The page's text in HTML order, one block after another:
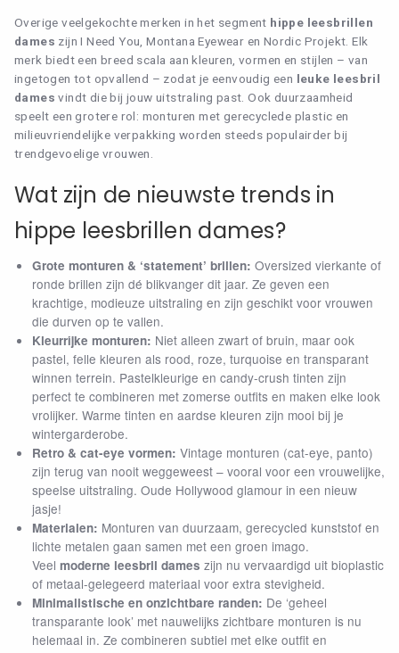
ALLE BEELDSCHERMBRILLEN
ALLE LEESZONNEBRILLEN
DRUPPELBRILLEN
DAMES LEESBRILLEN
HEREN LEESBRILLEN
CONTACT
0
WINKELMAND
MIJN ACCOUNT
Blauw licht filter brillen (6)
Dames beeldschermbrillen(1)
Dames Leesbrillen (25)
Gerecyclede leesbrillen
(25)
Hippe leesbril heren (2)
STERKTE
+0.00 (1)
(23)
+2.00(23)
+3.00 (24)
+3.50(7)
+4.00 (4)
+5.00(1)
Ear2Ear
I Need You
PRIJS
€ €
Overige veelgekochte merken in het segment hippe leesbrillen
dames zijn I Need You, Montana Eyewear en Nordic Projekt. Elk
merk biedt een breed scala aan kleuren, vormen en stijlen – van
ingetogen tot opvallend – zodat je eenvoudig een leuke leesbril
dames vindt die bij jouw uitstraling past. Ook duurzaamheid
speelt een grotere rol: monturen met gerecyclede plastic en
milieuvriendelijke verpakking worden steeds populairder bij
trendgevoelige vrouwen.
Wat zijn de nieuwste trends in
hippe leesbrillen dames?
Grote monturen & ‘statement’ brillen: Oversized vierkante of
ronde brillen zijn dé blikvanger dit jaar. Ze geven een
krachtige, modieuze uitstraling en zijn geschikt voor vrouwen
die durven op te vallen.
Kleurrijke monturen: Niet alleen zwart of bruin, maar ook
pastel, felle kleuren als rood, roze, turquoise en transparant
winnen terrein. Pastelkleurige en candy-crush tinten zijn
perfect te combineren met zomerse outfits en maken elke look
vrolijker. Warme tinten en aardse kleuren zijn mooi bij je
wintergarderobe.
Retro & cat-eye vormen: Vintage monturen (cat-eye, panto)
zijn terug van nooit weggeweest – vooral voor een vrouwelijke,
speelse uitstraling. Oude Hollywood glamour in een nieuw
jasje!
Materialen: Monturen van duurzaam, gerecycled kunststof en
lichte metalen gaan samen met een groen imago.
Veel moderne leesbril dames zijn nu vervaardigd uit bioplastic
of metaal-gelegeerd materiaal voor extra stevigheid.
Minimalistische en onzichtbare randen: De ‘geheel
transparante look’ met nauwelijks zichtbare monturen is nu
helemaal in. Ze combineren subtiel met elke outfit en